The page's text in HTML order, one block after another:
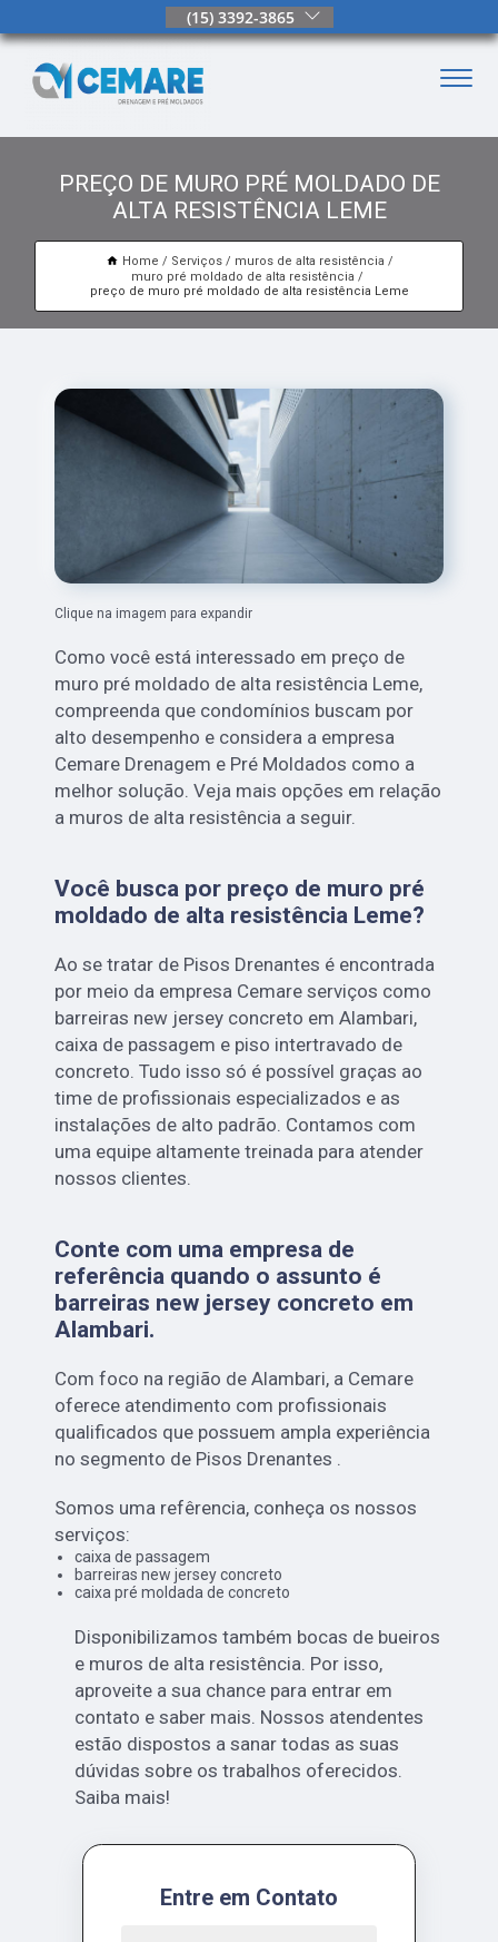
(15) 3392-3865
PREÇO DE MURO PRÉ MOLDADO DE
ALTA RESISTÊNCIA LEME
Home Serviços
muros de alta resistência
muro pré moldado de alta resistência
preço de muro pré moldado de alta resistência Leme
Clique na imagem para expandir
Como você está interessado em preço de
muro pré moldado de alta resistência Leme,
compreenda que condomínios buscam por
alto desempenho e considera a empresa
Cemare Drenagem e Pré Moldados como a
melhor solução. Veja mais opções em relação
a muros de alta resistência a seguir.
Você busca por preço de muro pré
moldado de alta resistência Leme?
Ao se tratar de Pisos Drenantes é encontrada
por meio da empresa Cemare serviços como
barreiras new jersey concreto em Alambari,
caixa de passagem e piso intertravado de
concreto. Tudo isso só é possível graças ao
time de profissionais especializados e as
instalações de alto padrão. Contamos com
uma equipe altamente treinada para atender
nossos clientes.
Conte com uma empresa de
referência quando o assunto é
barreiras new jersey concreto em
Alambari.
Com foco na região de Alambari, a Cemare
oferece atendimento com profissionais
qualificados que possuem ampla experiência
no segmento de Pisos Drenantes .
Somos uma refêrencia, conheça os nossos
serviços:
caixa de passagem
barreiras new jersey concreto
caixa pré moldada de concreto
Disponibilizamos também bocas de bueiros
e muros de alta resistência. Por isso,
aproveite a sua chance para entrar em
contato e saber mais. Nossos atendentes
estão dispostos a sanar todas as suas
dúvidas sobre os trabalhos oferecidos.
Saiba mais!
Entre em Contato